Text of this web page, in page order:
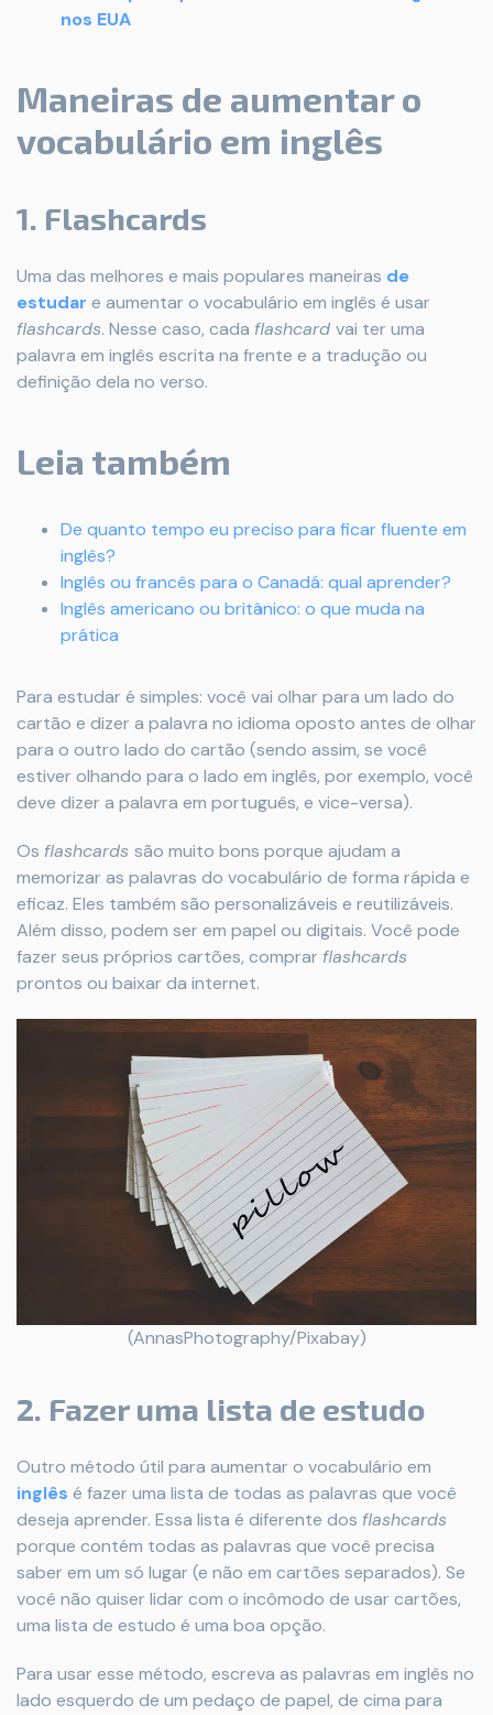
nos EUA
Maneiras de aumentar o
vocabulário em inglês
1. Flashcards
Uma das melhores e mais populares maneiras de
estudar e aumentar o vocabulário em inglês é usar
flashcards. Nesse caso, cada flashcard vai ter uma
palavra em inglês escrita na frente e a tradução ou
definição dela no verso.
Leia também
De quanto tempo eu preciso para ficar fluente em
inglês?
Inglês ou francês para o Canadá: qual aprender?
Inglês americano ou britânico: o que muda na
prática
Para estudar é simples: você vai olhar para um lado do
cartão e dizer a palavra no idioma oposto antes de olhar
para o outro lado do cartão (sendo assim, se você
estiver olhando para o lado em inglês, por exemplo, você
deve dizer a palavra em português, e vice-versa).
Os flashcards são muito bons porque ajudam a
memorizar as palavras do vocabulário de forma rápida e
eficaz. Eles também são personalizáveis e reutilizáveis.
Além disso, podem ser em papel ou digitais. Você pode
fazer seus próprios cartões, comprar flashcards
prontos ou baixar da internet.
(AnnasPhotography/Pixabay)
2. Fazer uma lista de estudo
Outro método útil para aumentar o vocabulário em
inglês é fazer uma lista de todas as palavras que você
deseja aprender. Essa lista é diferente dos flashcards
porque contém todas as palavras que você precisa
saber em um só lugar (e não em cartões separados). Se
você não quiser lidar com o incômodo de usar cartões,
uma lista de estudo é uma boa opção.
Para usar esse método, escreva as palavras em inglês no
lado esquerdo de um pedaço de papel, de cima para